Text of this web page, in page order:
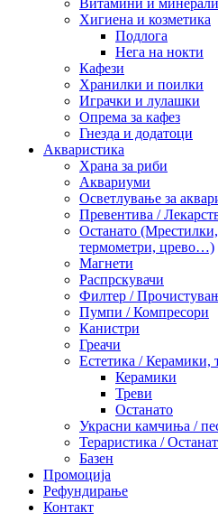
Хигиена и козметика
Подлога
Нега на нокти
Кафези
Хранилки и поилки
Играчки и лулашки
Опрема за кафез
Гнезда и додатоци
Акваристика
Храна за риби
Аквариуми
Осветлување за
Превентива /
Останато
термометри, црево…)
Магнети
Распрскувачи
Филтер /
Пумпи / Компресори
Канистри
Греачи
Естетика / Керамики,
Керамики
Треви
Останато
Украсни камчиња /
Тераристика /
Базен
Промоција
Рефундирање
Контакт